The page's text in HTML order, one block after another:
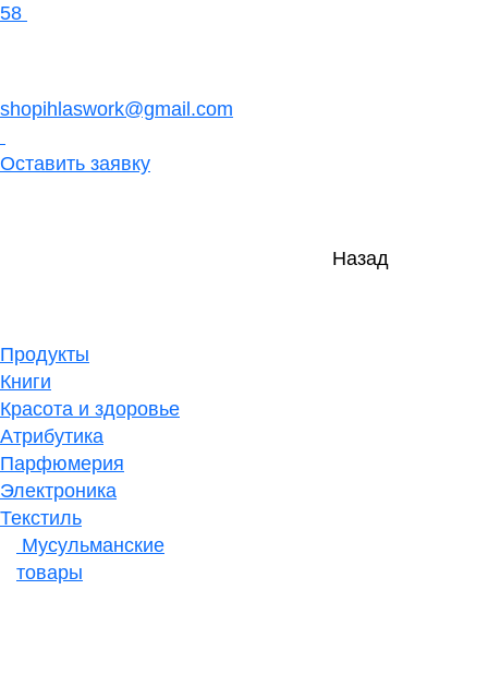
58
shopihlaswork@gmail.com
Оставить заявку
Назад
Продукты
Книги
Красота и здоровье
Атрибутика
Парфюмерия
Электроника
Текстиль
Мусульманские
товары